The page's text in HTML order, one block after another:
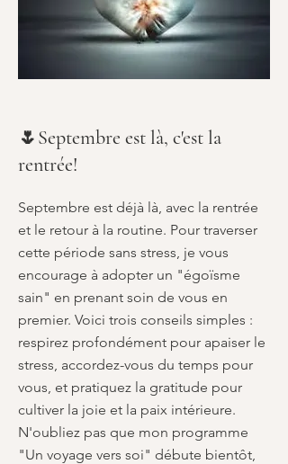
🌷Septembre est là, c'est la
rentrée!
Septembre est déjà là, avec la rentrée
et le retour à la routine. Pour traverser
cette période sans stress, je vous
encourage à adopter un "égoïsme
sain" en prenant soin de vous en
premier. Voici trois conseils simples :
respirez profondément pour apaiser le
stress, accordez-vous du temps pour
vous, et pratiquez la gratitude pour
cultiver la joie et la paix intérieure.
N'oubliez pas que mon programme
"Un voyage vers soi" débute bientôt,